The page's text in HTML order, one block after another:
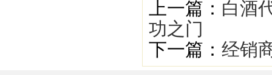
上一篇： 白酒
功之门
下一篇： 经销